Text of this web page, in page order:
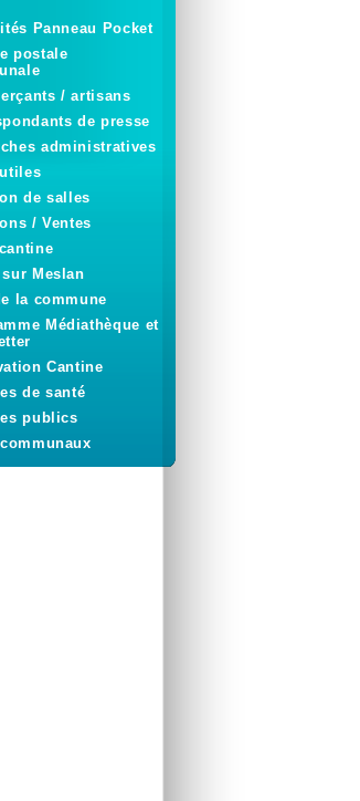
Panneau Pocket
postale
/ artisans
de presse
administratives
de salles
/ Ventes
sur Meslan
la commune
Médiathèque et
Cantine
de santé
publics